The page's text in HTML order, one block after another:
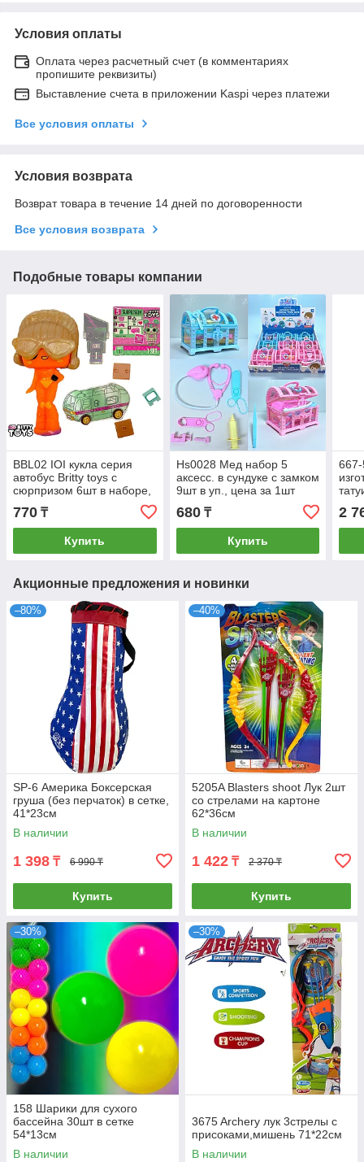
Условия оплаты
Оплата через расчетный счет (в комментариях
пропишите реквизиты)
Выставление счета в приложении Kaspi через платежи
Все условия оплаты
Условия возврата
Возврат товара в течение 14 дней по договоренности
Все условия возврата
Подобные товары компании
BBL02 IOI кукла серия
автобус Britty toys с
сюрпризом 6шт в наборе,
цена за 1шт 8*8,5
770 ₸
Купить
Hs0028 Мед набор 5
аксесс. в сундуке с замком
9шт в уп., цена за 1шт
10*8см
680₸
Купить
2
Акционные предложения и новинки
–80%
SP-6 Америка Боксерская
груша (без перчаток) в сетке,
41*23см
В наличии
1 398 ₸ 6 990 ₸
Купить
–40%
5205A Blasters shoot Лук 2шт
со стрелами на картоне
62*36см
В наличии
1 422 ₸ 2 370 ₸
Купить
–30%
158 Шарики для сухого
бассейна 30шт в сетке
54*13см
В наличии
–30%
3675 Archery лук 3стрелы с
присоками,мишень 71*22см
В наличии